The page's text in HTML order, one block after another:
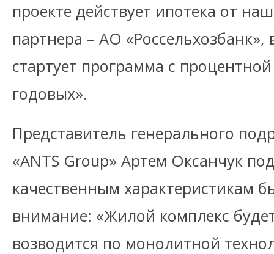
проекте действует ипотека от
партнера – АО «Россельхозбанк»,
стартует программа с
годовых».
Представитель генерального
«ANTS Group» Артем Оксанчук
качественным характеристикам
внимание: «Жилой комплекс
возводится по монолитной